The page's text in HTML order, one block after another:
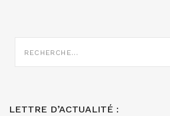
SUR
LETTRE D’ACTUALITÉ :